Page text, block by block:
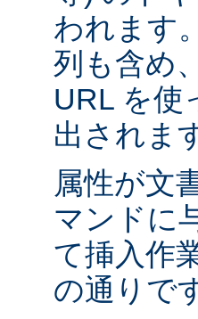
われます
列も含め
URL を使
出されま
属性が文
マンドに
て挿入作
の通りで